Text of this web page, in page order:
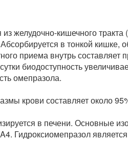
желудочно-кишечного
в тонкой кишке,
приема внутрь составляет
биодоступность
омепразола.
крови составляет около
в печени. Основные
Гидроксиомепразол